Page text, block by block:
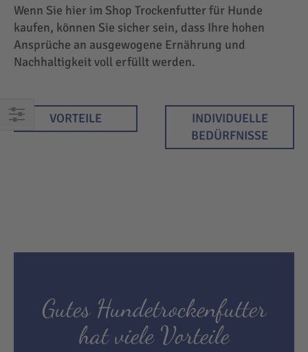
EINKAUFEN
Wenn Sie hier im Shop Trockenfutter für Hunde
kaufen, können Sie sicher sein, dass Ihre hohen
Ansprüche an ausgewogene Ernährung und
Nachhaltigkeit voll erfüllt werden.
VORTEILE
INDIVIDUELLE
BEDÜRFNISSE
Gutes Hundetrockenfutter
hat viele Vorteile